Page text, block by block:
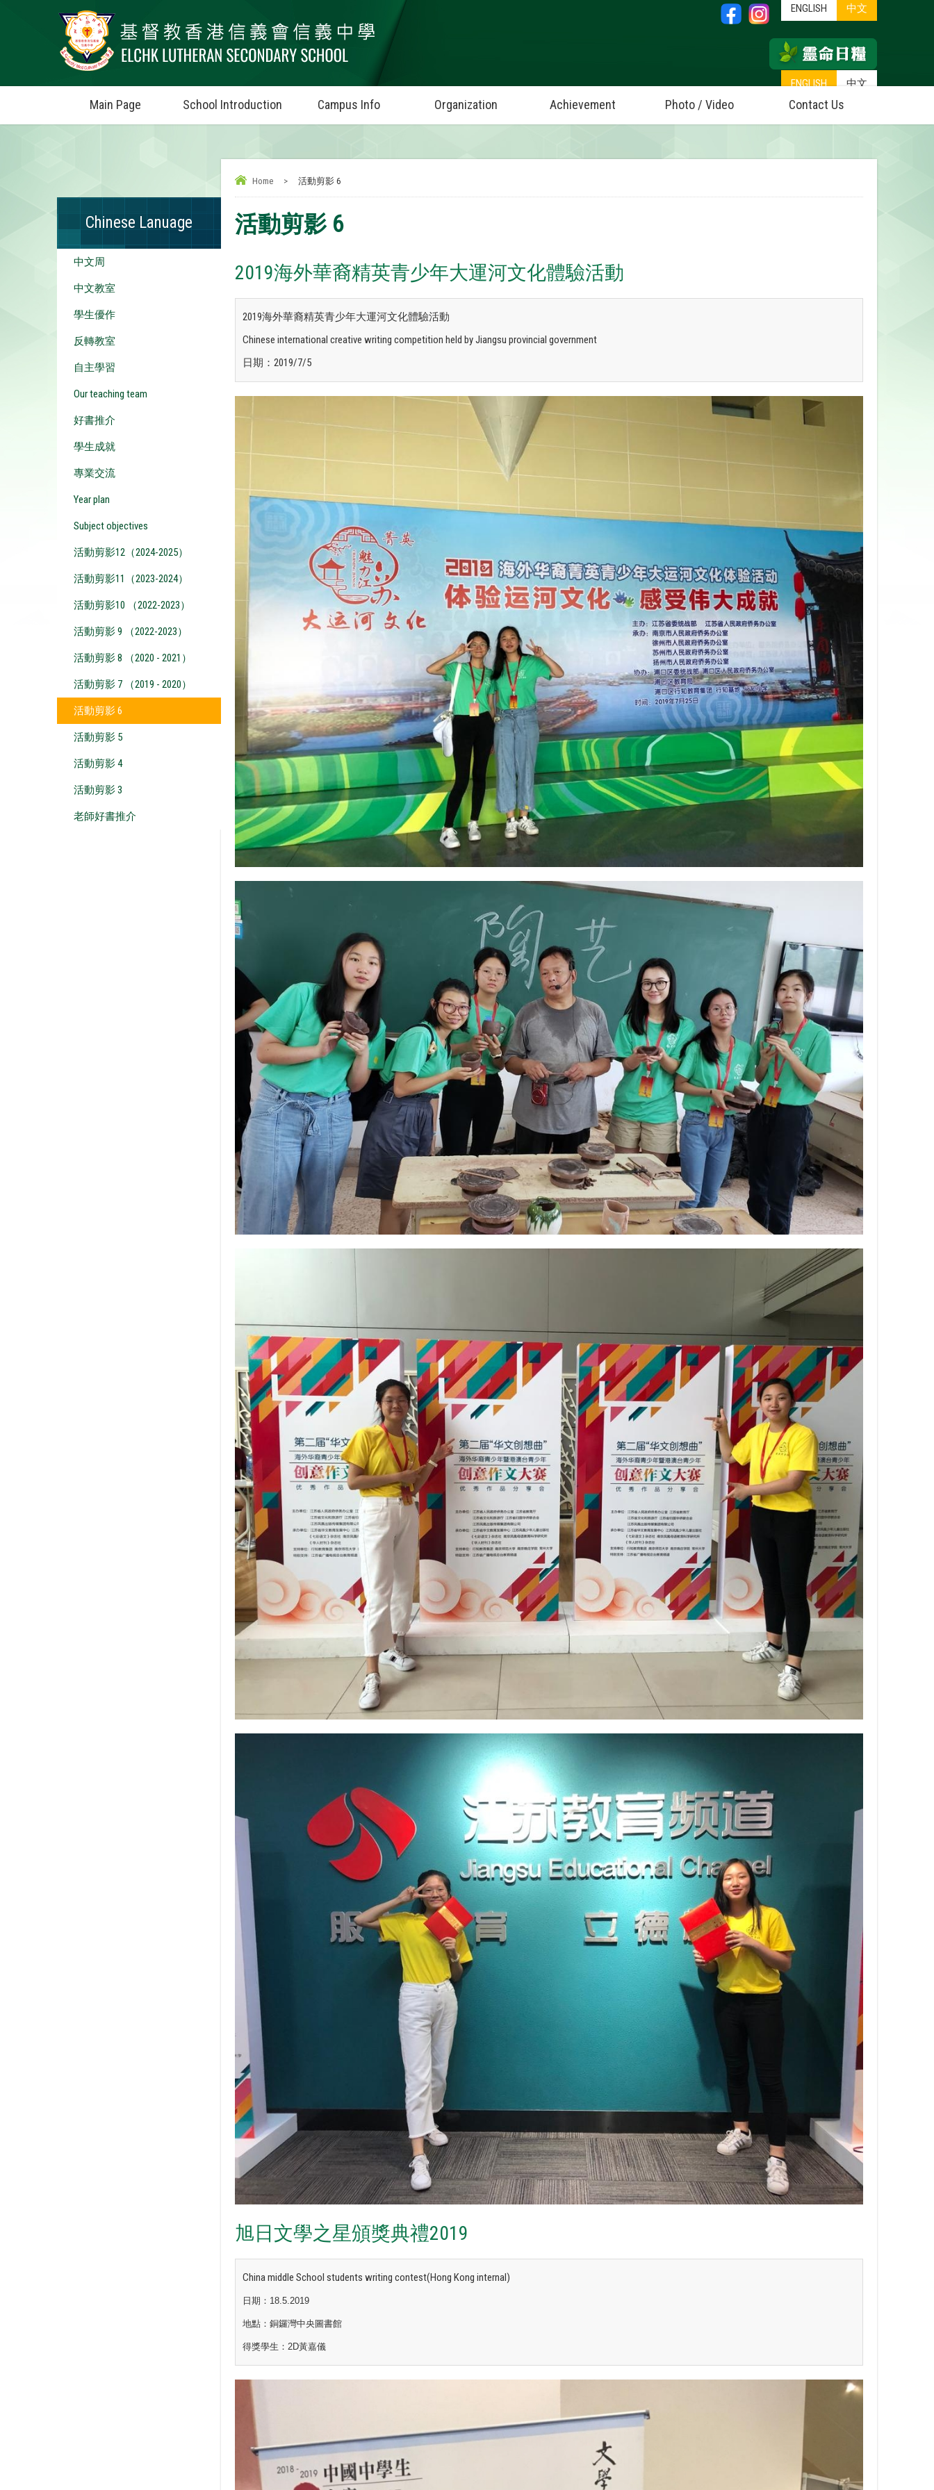
ENGLISH 中文
ENGLISH 中文
Main Page School Introduction Campus Info Organization Achievement Photo / Video Contact Us
Home > 活動剪影 6
活動剪影 6
2019海外華裔精英青少年大運河文化體驗活動
2019海外華裔精英青少年大運河文化體驗活動
Chinese international creative writing competition held by Jiangsu provincial government
日期：2019/7/5
旭日文學之星頒獎典禮2019
China middle School students writing contest(Hong Kong internal)
日期：18.5.2019
地點：銅鑼灣中央圖書館
得獎學生：2D黃嘉儀
Chinese Lanuage
中文周
中文教室
學生優作
反轉教室
自主學習
Our teaching team
好書推介
學生成就
專業交流
Year plan
Subject objectives
活動剪影12（2024-2025）
活動剪影11（2023-2024）
活動剪影10 （2022-2023）
活動剪影 9 （2022-2023）
活動剪影 8 （2020 - 2021）
活動剪影 7 （2019 - 2020）
活動剪影 6
活動剪影 5
活動剪影 4
活動剪影 3
老師好書推介